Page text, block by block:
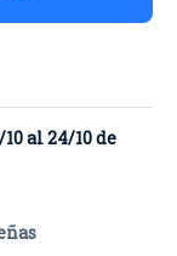
al 24/10 de